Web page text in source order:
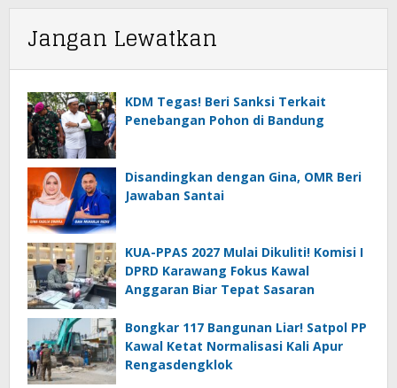
Jangan Lewatkan
KDM Tegas! Beri Sanksi Terkait
Penebangan Pohon di Bandung
Disandingkan dengan Gina, OMR Beri
Jawaban Santai
KUA-PPAS 2027 Mulai Dikuliti! Komisi I
DPRD Karawang Fokus Kawal
Anggaran Biar Tepat Sasaran
Bongkar 117 Bangunan Liar! Satpol PP
Kawal Ketat Normalisasi Kali Apur
Rengasdengklok